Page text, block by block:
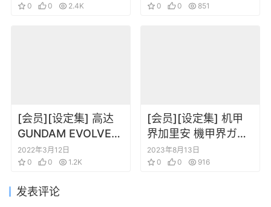
0
0 2.4K
0
0 851
[会员][设定集] 高达
GUNDAM EVOLVE
MATERIAL
2022年3月12日
0
0 1.2K
[会员][设定集] 机甲
界加里安 機甲界ガリ
アンコンプリートア
ートワークス
2023年8月13日
0
0 916
发表评论